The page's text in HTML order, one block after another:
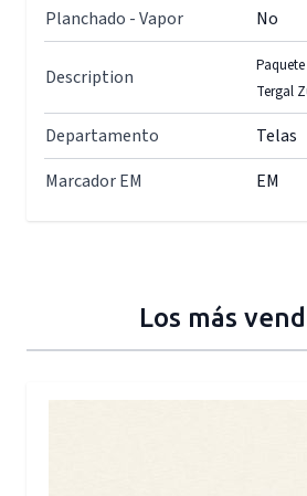
Planchado - Vapor No
Description
Tergal
Departamento
Telas
Marcador EM
EM
Los más